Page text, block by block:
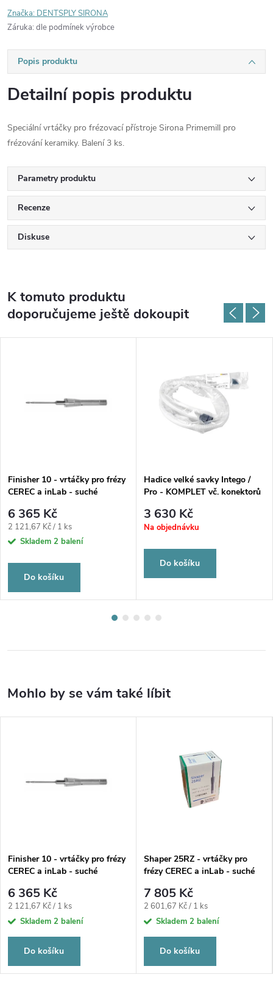
Značka: DENTSPLY SIRONA
Záruka: dle podmínek výrobce
Popis produktu
Detailní popis produktu
Speciální vrtáčky pro frézovací přístroje Sirona Primemill pro
frézování keramiky. Balení 3 ks.
Parametry produktu
Recenze
Diskuse
K tomuto produktu
doporučujeme ještě dokoupit
Finisher 10 - vrtáčky pro frézy
CEREC a inLab - suché
6 365 Kč
Měrná
cena:
2 121,67 Kč / 1 ks
Skladem 2 balení
Do košíku
Hadice velké savky Intego /
Pro - KOMPLET vč. konektorů
3 630 Kč
Na objednávku
Do košíku
Finisher 10 - vrtáčky pro frézy
CEREC a inLab - suché
6 365 Kč
Měrná
cena:
2 121,67 Kč / 1 ks
Skladem 2 balení
Do košíku
Shaper 25RZ - vrtáčky pro
frézy CEREC a inLab - suché
7 805 Kč
Měrná
cena:
2 601,67 Kč / 1 ks
Skladem 2 balení
Do košíku